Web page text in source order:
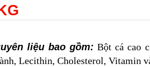
liệu bao gồm: Bột cá cao
Lecithin, Cholesterol, Vitamin